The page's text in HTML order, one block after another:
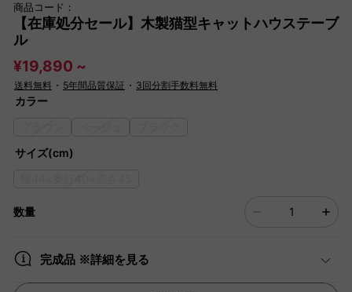
商品コード：
【在庫処分セール】木製猫型キャットハウステーブ
ル
¥19,890 ~
送料無料 ・ 5年間品質保証 ・ 3回分割手数料無料
カラー
サイズ(cm)
数量
完成品 ※詳細を見る